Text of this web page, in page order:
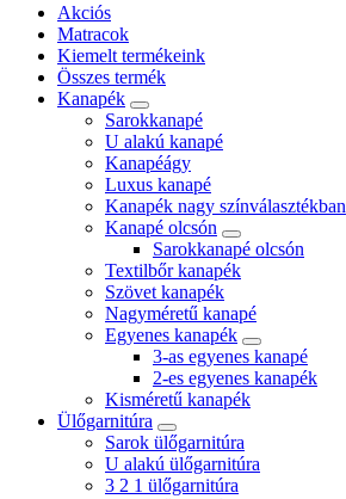
Akciós
Matracok
Kiemelt termékeink
Összes termék
Kanapék
Sarokkanapé
U alakú kanapé
Kanapéágy
Luxus kanapé
Kanapék nagy színválasztékban
Kanapé olcsón
Sarokkanapé olcsón
Textilbőr kanapék
Szövet kanapék
Nagyméretű kanapé
Egyenes kanapék
3-as egyenes kanapé
2-es egyenes kanapék
Kisméretű kanapék
Ülőgarnitúra
Sarok ülőgarnitúra
U alakú ülőgarnitúra
3 2 1 ülőgarnitúra